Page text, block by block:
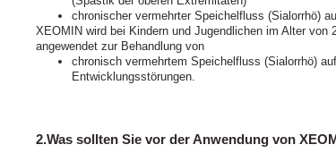
chronischer vermehrter Speichelfluss (Sialorrhö)
XEOMIN wird bei Kindern und Jugendlichen im Alter
angewendet zur Behandlung von
chronisch vermehrtem Speichelfluss (Sialorrhö)
Entwicklungsstörungen.
2.Was sollten Sie vor der Anwendung von